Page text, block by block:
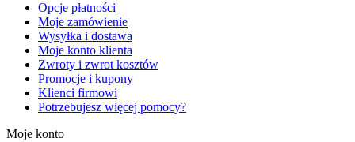
Opcje płatności
Moje zamówienie
Wysyłka i dostawa
Moje konto klienta
Zwroty i zwrot kosztów
Promocje i kupony
Klienci firmowi
Potrzebujesz więcej pomocy?
Moje konto